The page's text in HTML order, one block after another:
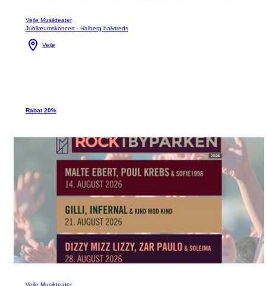
Vejle Musikteater
Jubilæumskoncert - Halberg halvtreds
Vejle
Rabat 20%